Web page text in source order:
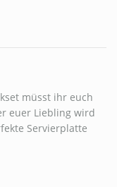
müsst ihr euch
euer Liebling wird
Servierplatte